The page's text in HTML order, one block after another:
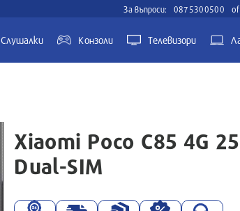
За въпроси: 0875300500
Слушалки Kонзоли Телевизори
Xiaomi Poco C85 4G
Dual-SIM